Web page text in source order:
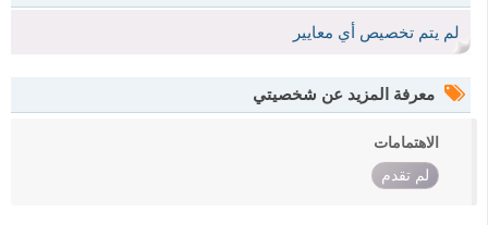
لم يتم تخصيص أي معايير
معرفة المزيد عن شخصيتي
الاهتمامات
لم تقدم